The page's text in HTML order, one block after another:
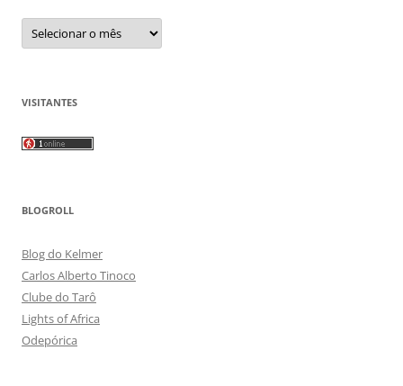
Arquivos
VISITANTES
BLOGROLL
Blog do Kelmer
Carlos Alberto Tinoco
Clube do Tarô
Lights of Africa
Odepórica